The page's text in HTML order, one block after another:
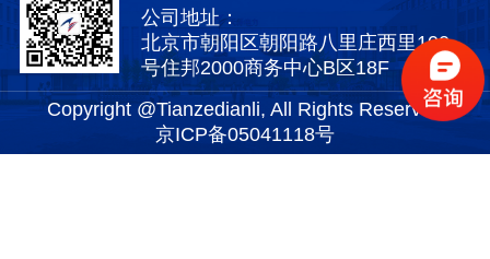
公司地址：
北京市朝阳区朝阳路八里庄西里100
号住邦2000商务中心B区18F
Copyright @Tianzedianli, All Rights Reserved
京ICP备05041118号